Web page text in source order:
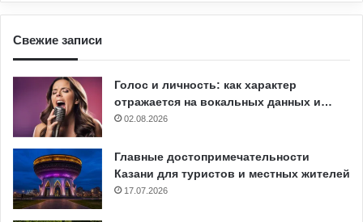
Свежие записи
Голос и личность: как характер
отражается на вокальных данных и…
02.08.2026
Главные достопримечательности
Казани для туристов и местных жителей
17.07.2026